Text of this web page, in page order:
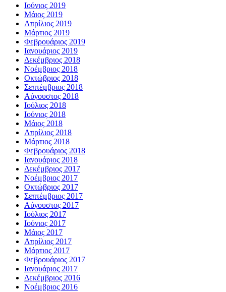
Ιούνιος 2019
Μάιος 2019
Απρίλιος 2019
Μάρτιος 2019
Φεβρουάριος 2019
Ιανουάριος 2019
Δεκέμβριος 2018
Νοέμβριος 2018
Οκτώβριος 2018
Σεπτέμβριος 2018
Αύγουστος 2018
Ιούλιος 2018
Ιούνιος 2018
Μάιος 2018
Απρίλιος 2018
Μάρτιος 2018
Φεβρουάριος 2018
Ιανουάριος 2018
Δεκέμβριος 2017
Νοέμβριος 2017
Οκτώβριος 2017
Σεπτέμβριος 2017
Αύγουστος 2017
Ιούλιος 2017
Ιούνιος 2017
Μάιος 2017
Απρίλιος 2017
Μάρτιος 2017
Φεβρουάριος 2017
Ιανουάριος 2017
Δεκέμβριος 2016
Νοέμβριος 2016